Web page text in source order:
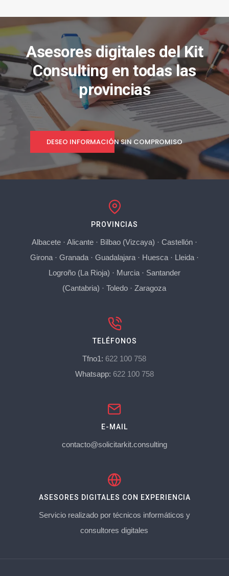
Asesores digitales del Kit
Consulting en todas las
provincias
DESEO INFORMACIÓN SIN COMPROMISO
PROVINCIAS
Albacete· Alicante· Bilbao (Vizcaya) · Castellón·
Girona· Granada· Guadalajara· Huesca· Lleida·
Logroño (La Rioja) · Murcia· Santander
(Cantabria) ·Toledo ·Zaragoza
TELÉFONOS
Tfno1: 622 100 758
Whatsapp: 622 100 758
E-MAIL
contacto@solicitarkit.consulting
ASESORES DIGITALES CON EXPERIENCIA
Servicio realizado por técnicos informáticos y
consultores digitales